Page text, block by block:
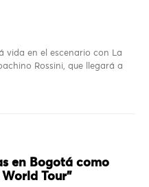
vida en el escenario con La
Rossini, que llegará a
en Bogotá como
Tour”